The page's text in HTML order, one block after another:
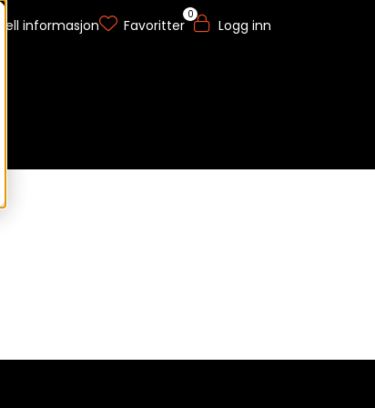
informasjon
0
Favoritter Logg inn